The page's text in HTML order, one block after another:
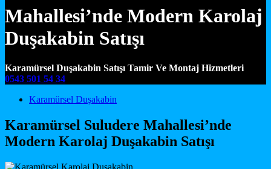
Mahallesi’nde Modern Karolaj
Duşakabin Satışı
Karamürsel Duşakabin Satışı Tamir Ve Montaj Hizmetleri
0543 501 54 34
Main Navigation
Karamürsel Duşakabin
Karamürsel Suludere Mahallesi’nde
Modern Karolaj Duşakabin Satışı